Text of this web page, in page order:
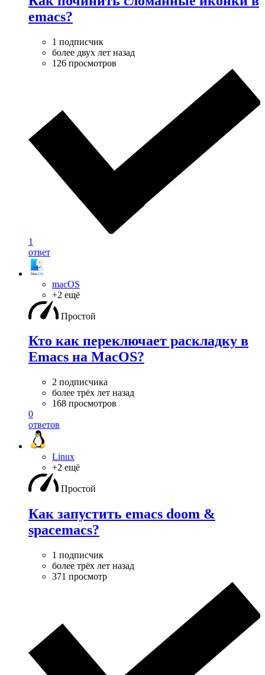
emacs?
1 подписчик
более двух лет назад
126 просмотров
1
ответ
macOS
+2 ещё
Простой
Кто как переключает раскладку в
Emacs на MacOS?
2 подписчика
более трёх лет назад
168 просмотров
0
ответов
Linux
+2 ещё
Простой
Как запустить emacs doom &
spacemacs?
1 подписчик
более трёх лет назад
371 просмотр